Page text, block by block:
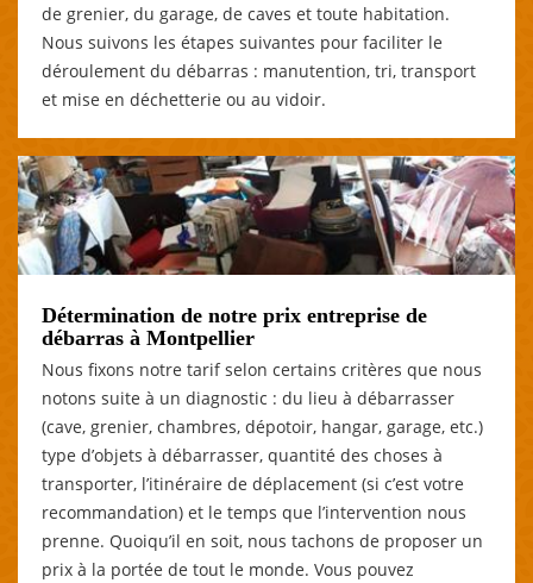
de grenier, du garage, de caves et toute habitation.
Nous suivons les étapes suivantes pour faciliter le
déroulement du débarras : manutention, tri, transport
et mise en déchetterie ou au vidoir.
Détermination de notre prix entreprise de
débarras à Montpellier
Nous fixons notre tarif selon certains critères que nous
notons suite à un diagnostic : du lieu à débarrasser
(cave, grenier, chambres, dépotoir, hangar, garage, etc.)
type d’objets à débarrasser, quantité des choses à
transporter, l’itinéraire de déplacement (si c’est votre
recommandation) et le temps que l’intervention nous
prenne. Quoiqu’il en soit, nous tachons de proposer un
prix à la portée de tout le monde. Vous pouvez